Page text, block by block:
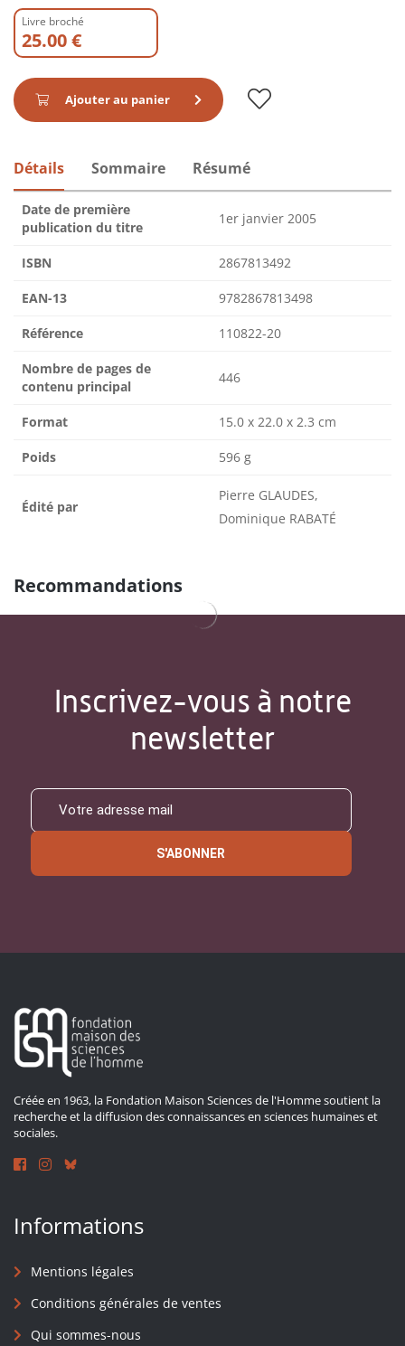
Livre broché
25.00 €
Ajouter au panier
Détails Sommaire Résumé
Date de première
publication du titre
1er janvier 2005
ISBN 2867813492
EAN-13 9782867813498
Référence 110822-20
Nombre de pages de
contenu principal
446
Format 15.0 x 22.0 x 2.3 cm
Poids 596 g
Édité par
Pierre GLAUDES,
Dominique RABATÉ
Recommandations
Inscrivez-vous à notre
newsletter
S'ABONNER
Créée en 1963, la Fondation Maison Sciences de l'Homme soutient la
recherche et la diffusion des connaissances en sciences humaines et
sociales.
Informations
Mentions légales
Conditions générales de ventes
Qui sommes-nous